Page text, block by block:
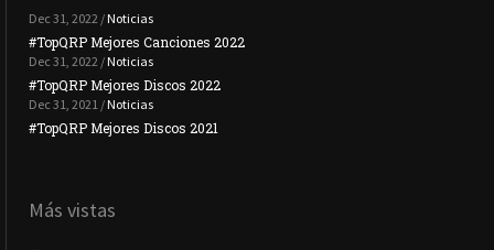
Dec 31, 2022 / Noticias
#TopQRP Mejores Canciones 2022
Dec 31, 2022 / Noticias
#TopQRP Mejores Discos 2022
Dec 31, 2021 / Noticias
#TopQRP Mejores Discos 2021
Más vistas